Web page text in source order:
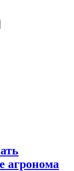
агронома